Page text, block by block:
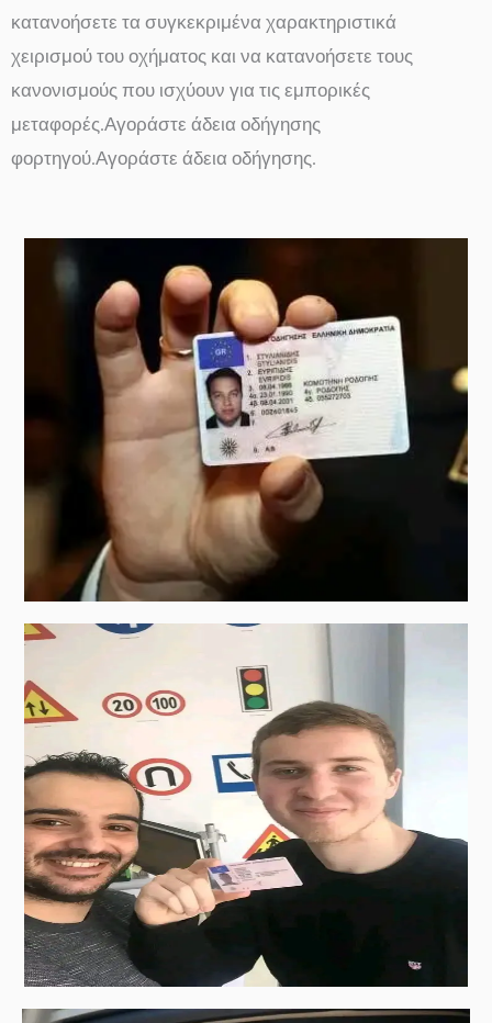
κατανοήσετε τα συγκεκριμένα χαρακτηριστικά
χειρισμού του οχήματος και να κατανοήσετε τους
κανονισμούς που ισχύουν για τις εμπορικές
μεταφορές.Αγοράστε άδεια οδήγησης
φορτηγού.Αγοράστε άδεια οδήγησης.